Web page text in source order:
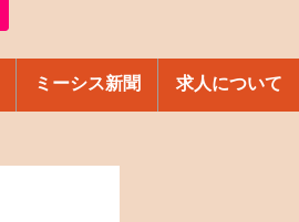
ミーシス新聞 求人について